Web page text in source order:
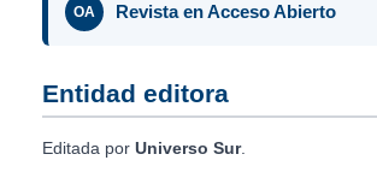
OA Revista en Acceso Abierto
Entidad editora
Editada por Universo Sur.